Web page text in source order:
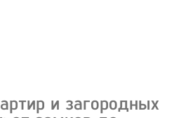
и загородных